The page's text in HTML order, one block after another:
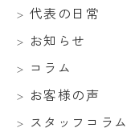
代表の日常
お知らせ
コラム
お客様の声
スタッフコラム